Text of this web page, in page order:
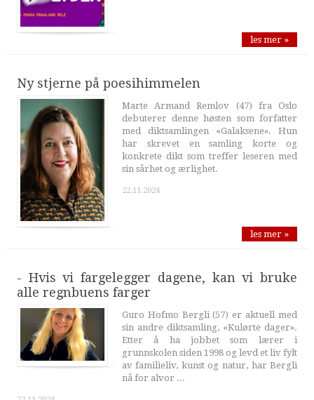
les mer »
Ny stjerne på poesihimmelen
Marte Armand Remlov (47) fra Oslo
debuterer denne høsten som forfatter
med diktsamlingen «Galaksene». Hun
har skrevet en samling korte og
konkrete dikt som treffer leseren med
sin sårhet og ærlighet.
22.11.2024
les mer »
- Hvis vi fargelegger dagene, kan vi bruke
alle regnbuens farger
Guro Hofmo Bergli (57) er aktuell med
sin andre diktsamling, «Kulørte dager».
Etter å ha jobbet som lærer i
grunnskolen siden 1998 og levd et liv fylt
av familieliv, kunst og natur, har Bergli
nå for alvor ...